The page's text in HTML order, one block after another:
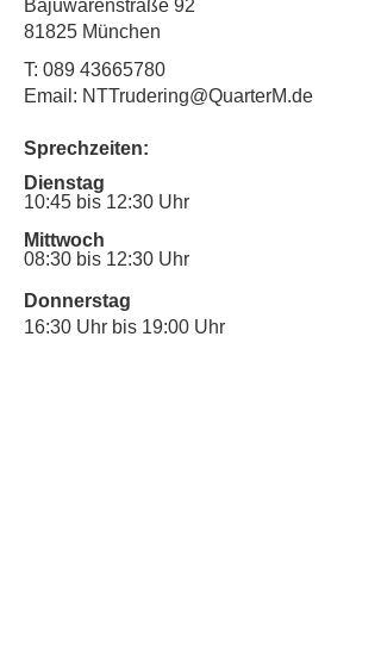
Bajuwarenstraße 92
81825 München
T: 089 43665780
Email: NTTrudering@QuarterM.de
Sprechzeiten:
Dienstag
10:45 bis 12:30 Uhr
Mittwoch
08:30 bis 12:30 Uhr
Donnerstag
16:30 Uhr bis 19:00 Uhr